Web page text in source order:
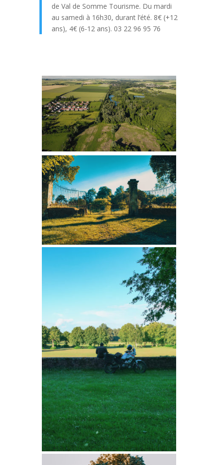
de Val de Somme Tourisme. Du mardi
au samedi à 16h30, durant l’été. 8€ (+12
ans), 4€ (6-12 ans). 03 22 96 95 76